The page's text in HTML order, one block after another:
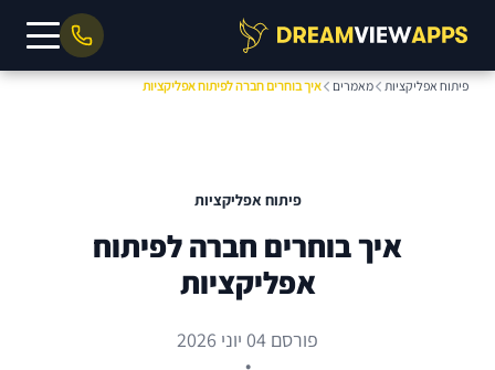
פיתוח אפליקציות מאמרים איך בוחרים חברה לפיתוח אפליקציות
פיתוח אפליקציות
איך בוחרים חברה לפיתוח
אפליקציות
פורסם 04 יוני 2026